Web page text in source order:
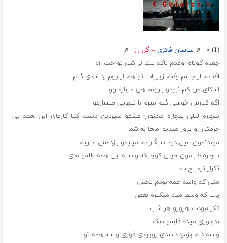
(1) » ♬ ساسان فائزی – گل رز
♬
چقده کوتاه اومدم تاکه بلند تر شی تو خب ازم
افتادم از چشم رفتم زیرپات تو هم از روم رد شدی گلم
اشکای من کم نبودو بارونم هی میباره وو
اگه کنارش خوشی گلم میرم با تنهایی میسازمو
بیچاره لیلی بیچاره مجنون عشقو سپردین دست کیا کارمای این همه بی
حرمتی رو یروز میدیم ماها به شما
موندنمون عین دود سیگار دم میایمو بازدمش میریم
بیچاره قلبامون خیلی کوچیکه واسیه این همه ظلمو بدی
تکرار ترجیح بند
منی که واسه همه بودم تخس
پات که وسط میاد میکیره بغض
فکر نبودت هروزو هر شب
بدجوری میده قلبمو شک
واسه دلم پژمرده شدی روییدی فوری واسه همه تو